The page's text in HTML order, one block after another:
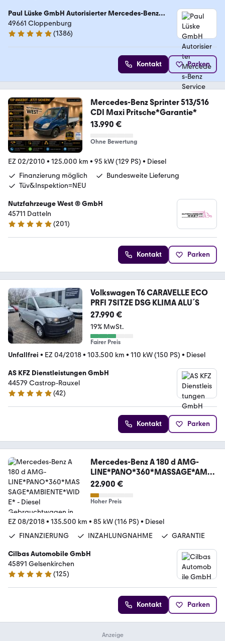
Paul Lüske GmbH Autorisierter Mercedes-Benz
Service & Junge Sterne Verkauf
49661 Cloppenburg
4.9 Sterne
(1386)
Kontakt Parken
Mercedes-Benz Sprinter 513/516
CDI Maxi Pritsche*Garantie*
13.990 €
Ohne Bewertung
EZ 02/2010 • 125.000 km • 95 kW (129 PS) • Diesel
Finanzierung möglich
Bundesweite Lieferung
Tüv&Inspektion=NEU
Nutzfahrzeuge West ® GmbH
45711 Datteln
4.9 Sterne
(201)
Kontakt Parken
Volkswagen T6 CARAVELLE ECO
PRFI 7SITZE DSG KLIMA ALU´S
27.990 €
19% MwSt.
Fairer Preis
Unfallfrei • EZ 04/2018• 103.500 km • 110 kW (150 PS) • Diesel
AS KFZ Dienstleistungen GmbH
44579 Castrop-Rauxel
5 Sterne
(42)
Kontakt Parken
Mercedes-Benz A 180 d AMG-
LINE*PANO*360*MASSAGE*AMBI
ENTE*WIDE*
22.900 €
Hoher Preis
EZ 08/2018• 135.500 km • 85 kW (116 PS) • Diesel
FINANZIERUNG
INZAHLUNGNAHME GARANTIE
Cilbas Automobile GmbH
45891 Gelsenkirchen
4.8 Sterne
(125)
Kontakt Parken